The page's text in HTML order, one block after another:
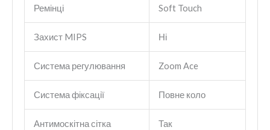
Ремінці Soft Touch
Захист MIPS Ні
Система регулювання Zoom Ace
Система фіксації Повне коло
Антимоскітна сітка Так